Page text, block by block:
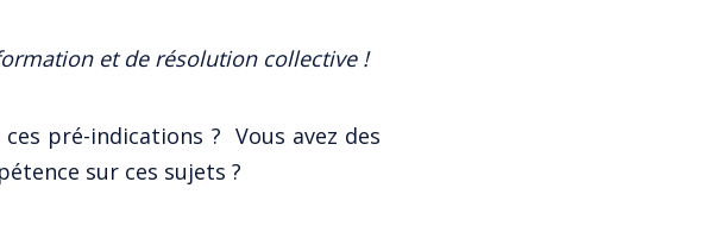
et de résolution collective !
pré-indications ? Vous avez des
sur ces sujets ?